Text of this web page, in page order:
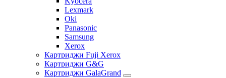
Lexmark
Oki
Panasonic
Samsung
Xerox
Картриджи Fuji Xerox
Картриджи G&G
Картриджи GalaGrand